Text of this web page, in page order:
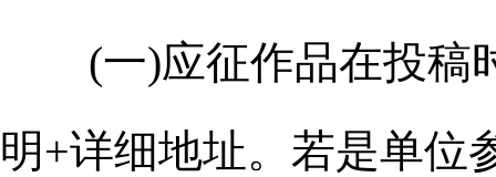
(一)应征作品在投稿时
明+详细地址。若是单位